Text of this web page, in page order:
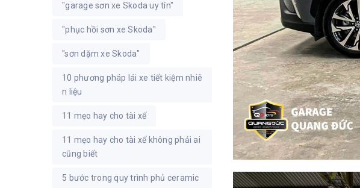
"garage sơn xe Skoda uy tín"
"phục hồi sơn xe Skoda"
"sơn dặm xe Skoda"
10 phương pháp lái xe tiết kiệm nhiê
n liệu
11 mẹo hay cho tài xế
11 mẹo hay cho tài xế không phải ai
cũng biết
5 bước trong quy trình phủ ceramic